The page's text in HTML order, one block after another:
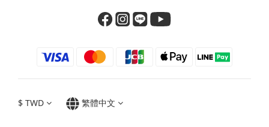
$ TWD 繁體中文